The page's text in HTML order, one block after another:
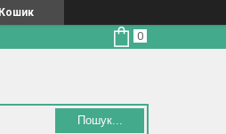
Кошик
Пошук...